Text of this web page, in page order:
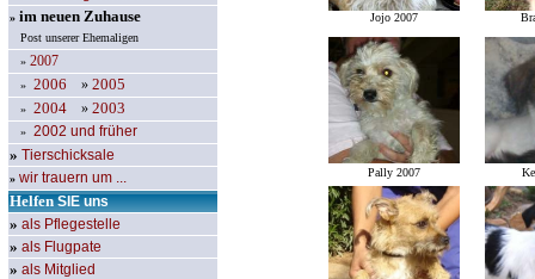
» im neuen Zuhause
Post unserer Ehemaligen
» 2007
» 2006 » 2005
» 2004 » 2003
» 2002 und früher
» Tierschicksale
» wir trauern um ...
HelfenSIEuns
» als Pflegestelle
» als Flugpate
» als Mitglied
Jojo 2007
Pally 2007